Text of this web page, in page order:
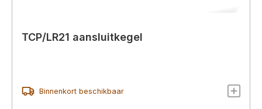
TCP/LR21 aansluitkegel
Binnenkort beschikbaar